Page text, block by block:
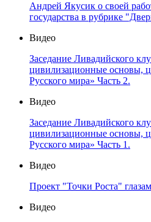
Андрей Якусик о своей
государства в рубрике
Видео
Заседание Ливадийского
цивилизационные основы,
Русского мира» Часть 2.
Видео
Заседание Ливадийского
цивилизационные основы,
Русского мира» Часть 1.
Видео
Проект "Точки Роста"
Видео